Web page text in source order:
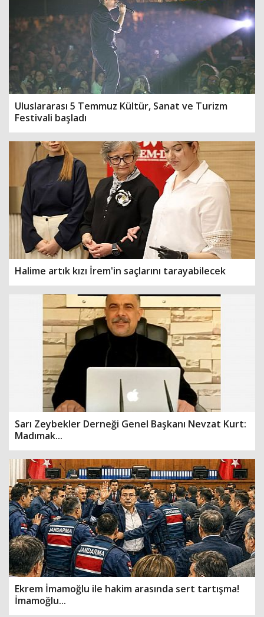
Uluslararası 5 Temmuz Kültür, Sanat ve Turizm
Festivali başladı
Halime artık kızı İrem'in saçlarını tarayabilecek
Sarı Zeybekler Derneği Genel Başkanı Nevzat Kurt:
Madımak...
Ekrem İmamoğlu ile hakim arasında sert tartışma!
İmamoğlu...